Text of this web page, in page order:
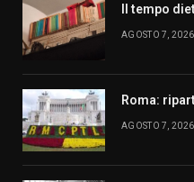
Il tempo
AGOSTO 7, 2026
Roma:
AGOSTO 7, 2026